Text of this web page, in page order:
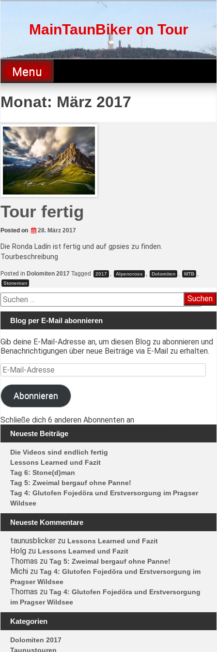
MainTaunBiker on Tour
Menu
Monat: März 2017
Tour fertig
Posted on 28. März 2017
Die Ronda Ladín ist fertig und auf gpsies zu finden.
Tourbeschreibung
Posted in Dolomiten 2017 Tagged 2017 Alpencross Dolomiten MTB
Stoneman
Suchen
nach:
Blog per E-Mail abonnieren
Gib deine E-Mail-Adresse an, um diesen Blog zu abonnieren und
Benachrichtigungen über neue Beiträge via E-Mail zu erhalten.
E-Mail-Adresse
Abonnieren
Schließe dich 6 anderen Abonnenten an
Neueste Beiträge
Die Videos sind endlich fertig
Lessons Learned und Fazit
Tag 6: Stone(d)man
Tag 5: Zweimal bergauf ohne Panne!
Tag 4: Glutofen Fojedöra und Erstversorgung im Pragser
Wildsee
Neueste Kommentare
taunusblicker zu Lessons Learned und Fazit
Holg zu Lessons Learned und Fazit
Thomas zu Tag 5: Zweimal bergauf ohne Panne!
Michi zu Tag 4: Glutofen Fojedöra und Erstversorgung im
Pragser Wildsee
Thomas zu Tag 4: Glutofen Fojedöra und Erstversorgung
im Pragser Wildsee
Kategorien
Dolomiten 2017
Taunustouren